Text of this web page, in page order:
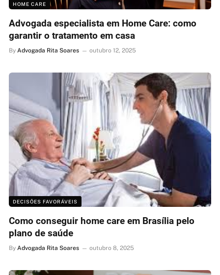
HOME CARE
Advogada especialista em Home Care: como
garantir o tratamento em casa
By Advogada Rita Soares outubro 12, 2025
DECISÕES FAVORÁVEIS
Como conseguir home care em Brasília pelo
plano de saúde
By Advogada Rita Soares outubro 8, 2025